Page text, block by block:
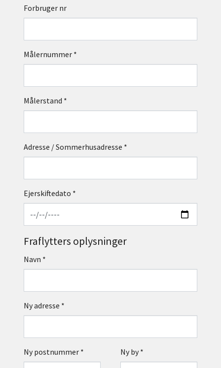
Forbruger nr
Målernummer *
Målerstand *
Adresse / Sommerhusadresse *
Ejerskiftedato *
Fraflytters oplysninger
Navn *
Ny adresse *
Ny postnummer * Ny by*